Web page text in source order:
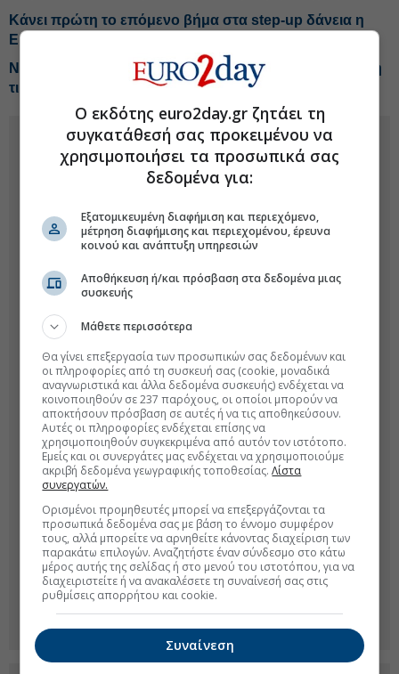
Κάνει πρώτη το επόμενο βήμα στα step-up δάνεια η
Eurobank
NBG Securities για Metlen: Ισχυρότερο το β' εξάμηνο, η
τιμή-στόχος
Ο εκδότης euro2day.gr ζητάει τη
συγκατάθεσή σας προκειμένου να
χρησιμοποιήσει τα προσωπικά σας
δεδομένα για:
Εξατομικευμένη διαφήμιση και περιεχόμενο,
μέτρηση διαφήμισης και περιεχομένου, έρευνα
κοινού και ανάπτυξη υπηρεσιών
Αποθήκευση ή/και πρόσβαση στα δεδομένα μιας
συσκευής
Μάθετε περισσότερα
Θα γίνει επεξεργασία των προσωπικών σας δεδομένων και
οι πληροφορίες από τη συσκευή σας (cookie, μοναδικά
αναγνωριστικά και άλλα δεδομένα συσκευής) ενδέχεται να
κοινοποιηθούν σε 237 παρόχους, οι οποίοι μπορούν να
αποκτήσουν πρόσβαση σε αυτές ή να τις αποθηκεύσουν.
Αυτές οι πληροφορίες ενδέχεται επίσης να
χρησιμοποιηθούν συγκεκριμένα από αυτόν τον ιστότοπο.
Εμείς και οι συνεργάτες μας ενδέχεται να χρησιμοποιούμε
ακριβή δεδομένα γεωγραφικής τοποθεσίας.Λίστα
συνεργατών.
Ορισμένοι προμηθευτές μπορεί να επεξεργάζονται τα
προσωπικά δεδομένα σας με βάση το έννομο συμφέρον
τους, αλλά μπορείτε να αρνηθείτε κάνοντας διαχείριση των
παρακάτω επιλογών. Αναζητήστε έναν σύνδεσμο στο κάτω
μέρος αυτής της σελίδας ή στο μενού του ιστοτόπου, για να
διαχειριστείτε ή να ανακαλέσετε τη συναίνεσή σας στις
ρυθμίσεις απορρήτου και cookie.
Συναίνεση